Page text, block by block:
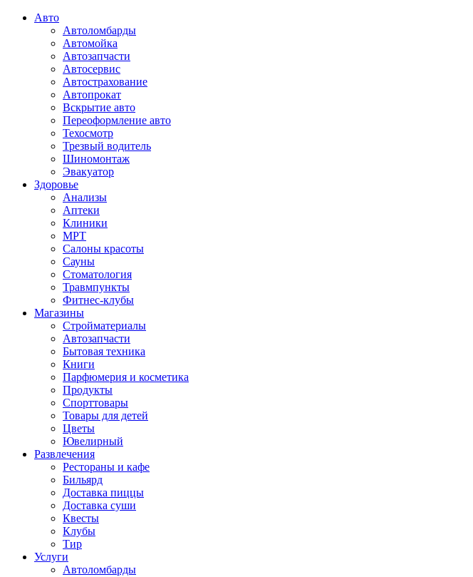
Авто
Автоломбарды
Автомойка
Автозапчасти
Автосервис
Автострахование
Автопрокат
Вскрытие авто
Переоформление авто
Техосмотр
Трезвый водитель
Шиномонтаж
Эвакуатор
Здоровье
Анализы
Аптеки
Клиники
МРТ
Салоны красоты
Сауны
Стоматология
Травмпункты
Фитнес-клубы
Магазины
Стройматериалы
Автозапчасти
Бытовая техника
Книги
Парфюмерия и косметика
Продукты
Спорттовары
Товары для детей
Цветы
Ювелирный
Развлечения
Рестораны и кафе
Бильярд
Доставка пиццы
Доставка суши
Квесты
Клубы
Тир
Услуги
Автоломбарды